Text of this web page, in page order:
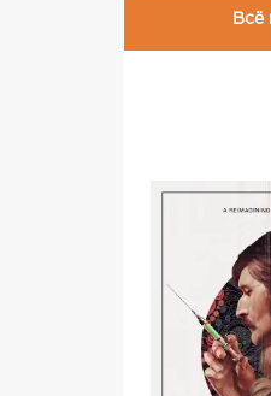
Всё